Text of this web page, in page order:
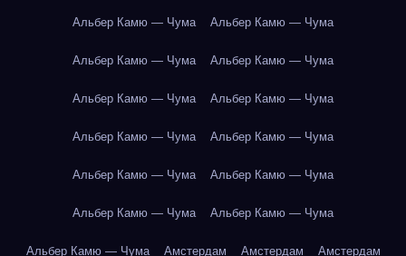
Альбер Камю — Чума Альбер Камю — Чума
Альбер Камю — Чума Альбер Камю — Чума
Альбер Камю — Чума Альбер Камю — Чума
Альбер Камю — Чума Альбер Камю — Чума
Альбер Камю — Чума Альбер Камю — Чума
Альбер Камю — Чума Альбер Камю — Чума
Альбер Камю — Чума Амстердам Амстердам Амстердам